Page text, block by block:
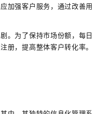
加强客户服务，通过改善
。为了保持市场份额，每
册，提高整体客户转化率。